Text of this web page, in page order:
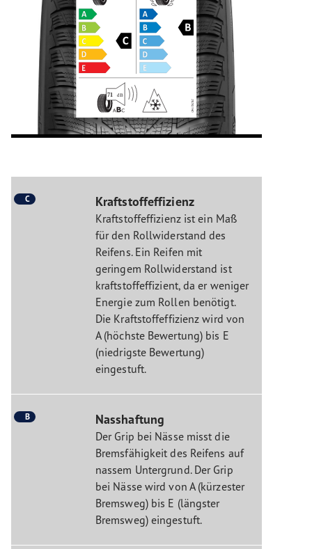
C Kraftstoffeffizienz
Kraftstoffeffizienz ist ein Maß
für den Rollwiderstand des
Reifens. Ein Reifen mit
geringem Rollwiderstand ist
kraftstoffeffizient, da er weniger
Energie zum Rollen benötigt.
Die Kraftstoffeffizienz wird von
A (höchste Bewertung) bis E
(niedrigste Bewertung)
eingestuft.
B Nasshaftung
Der Grip bei Nässe misst die
Bremsfähigkeit des Reifens auf
nassem Untergrund. Der Grip
bei Nässe wird von A (kürzester
Bremsweg) bis E (längster
Bremsweg) eingestuft.